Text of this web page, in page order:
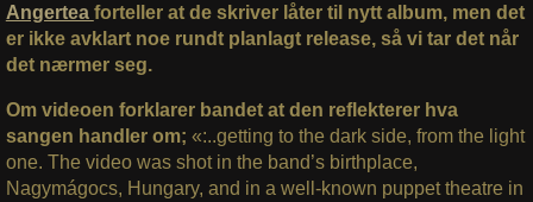
Angertea forteller at de skriver låter til nytt album, men det
er ikke avklart noe rundt planlagt release, så vi tar det når
det nærmer seg.
Om videoen forklarer bandet at den reflekterer hva
sangen handler om; «:..getting to the dark side, from the light
one. The video was shot in the band’s birthplace,
Nagymágocs, Hungary, and in a well-known puppet theatre in